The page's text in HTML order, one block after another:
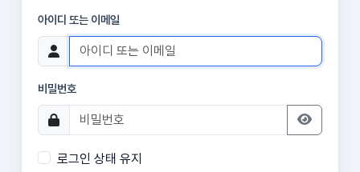
아이디 또는 이메일
비밀번호
로그인 상태 유지